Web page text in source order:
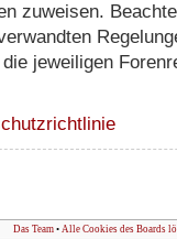
zuweisen.
jeweiligen
Das Team • Alle Cookies des Boards